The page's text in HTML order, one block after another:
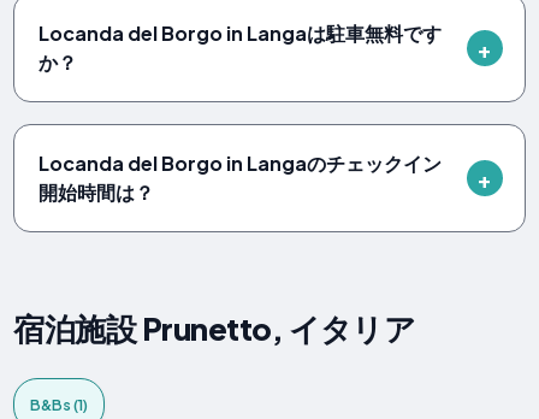
Locanda del Borgo in Langaは駐車無料です
か？
Locanda del Borgo in Langaのチェックイン
開始時間は？
宿泊施設 Prunetto, イタリア
B&Bs (1)